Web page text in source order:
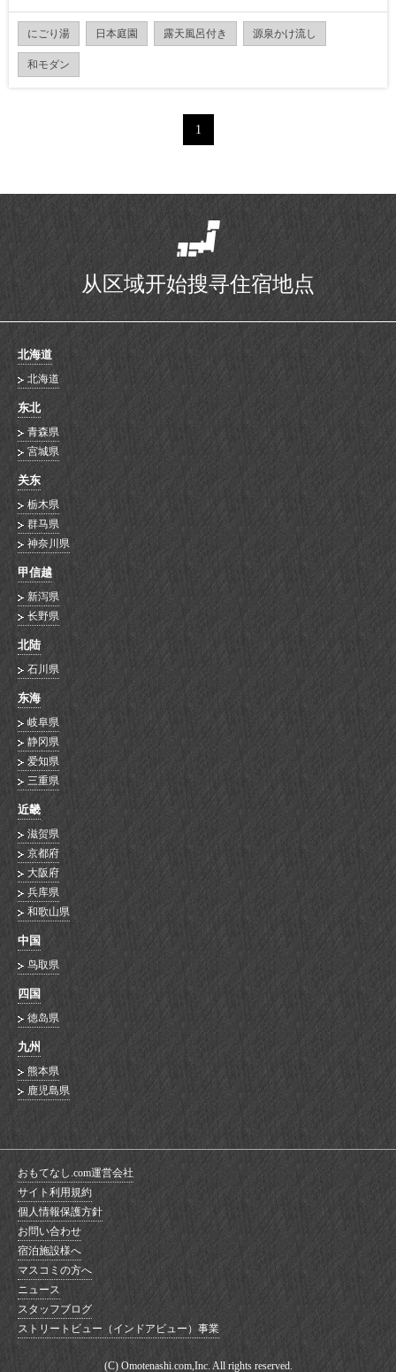
にごり湯 日本庭園 露天風呂付き 源泉かけ流し
和モダン
1
从区域开始搜寻住宿地点
北海道
北海道
东北
青森県
宮城県
关东
栃木県
群马県
神奈川県
甲信越
新泻県
长野県
北陆
石川県
东海
岐阜県
静冈県
爱知県
三重県
近畿
滋贺県
京都府
大阪府
兵库県
和歌山県
中国
鸟取県
四国
徳岛県
九州
熊本県
鹿児島県
おもてなし.com運営会社
サイト利用規約
個人情報保護方針
お問い合わせ
宿泊施設様へ
マスコミの方へ
ニュース
スタッフブログ
ストリートビュー（インドアビュー）事業
(C) Omotenashi.com,Inc. All rights reserved.